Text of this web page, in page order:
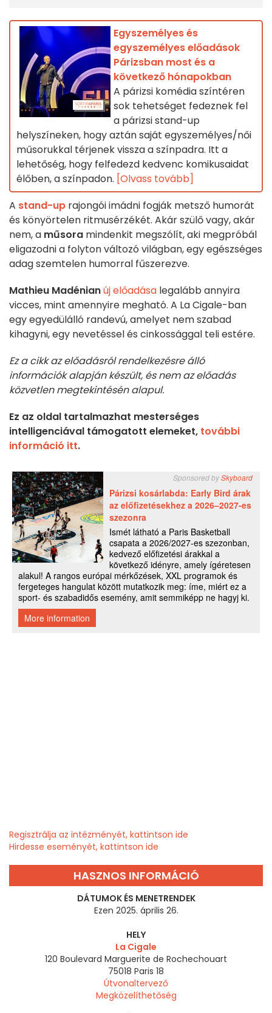
Egyszemélyes és
egyszemélyes előadások
Párizsban most és a
következő hónapokban
A párizsi komédia színtéren
sok tehetséget fedeznek fel
a párizsi stand-up
helyszíneken, hogy aztán saját egyszemélyes/női
műsorukkal térjenek vissza a színpadra. Itt a
lehetőség, hogy felfedezd kedvenc komikusaidat
élőben, a színpadon. [Olvass tovább]
A stand-up rajongói imádni fogják metsző humorát
és könyörtelen ritmusérzékét. Akár szülő vagy, akár
nem, a műsora mindenkit megszólít, aki megpróbál
eligazodni a folyton változó világban, egy egészséges
adag szemtelen humorral fűszerezve.
Mathieu Madénianúj előadása legalább annyira
vicces, mint amennyire megható. A La Cigale-ban
egy egyedülálló randevú, amelyet nem szabad
kihagyni, egy nevetéssel és cinkossággal teli estére.
Ez a cikk az előadásról rendelkezésre álló
információk alapján készült, és nem az előadás
közvetlen megtekintésén alapul.
Ez az oldal tartalmazhat mesterséges
intelligenciával támogatott elemeket, további
információ itt.
Regisztrálja az intézményét, kattintson ide
Hirdesse eseményét, kattintson ide
HASZNOS INFORMÁCIÓ
DÁTUMOK ÉS MENETRENDEK
Ezen 2025. április 26.
HELY
La Cigale
120 Boulevard Marguerite de Rochechouart
75018 Paris 18
Útvonaltervező
Megközelíthetőség